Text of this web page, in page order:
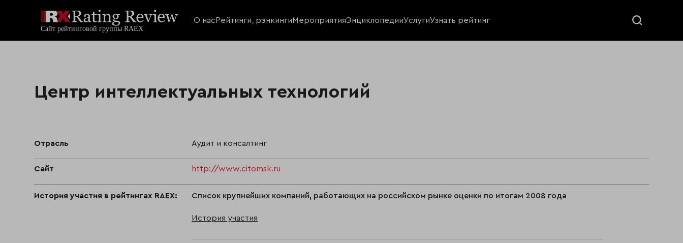
О нас Рейтинги, рэнкингиМероприятияЭнциклопедииУслугиУзнать рейтинг
Центр интеллектуальных технологий
Отрасль Аудит и консалтинг
Сайт http://www.citomsk.ru
История участия в рейтингах RAEX: Список крупнейших компаний, работающих на российском рынке оценки по итогам 2008 года
История участия